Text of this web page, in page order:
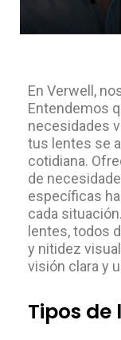
En Verwell,
Entendemos
necesidades
tus lentes se
cotidiana.
de
específicas
cada
lentes, todos
y nitidez
visión clara y
Tipos de